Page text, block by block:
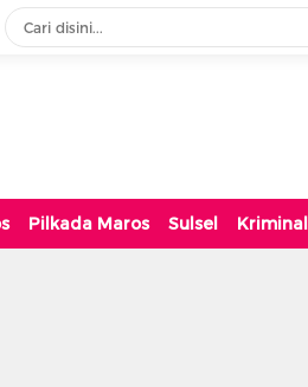
Pilkada Maros Sulsel Kriminal